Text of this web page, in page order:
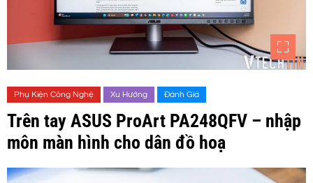
Phụ Kiện Công Nghệ Xu Hướng Đánh Giá
Trên tay ASUS ProArt PA248QFV – nhập
môn màn hình cho dân đồ hoạ